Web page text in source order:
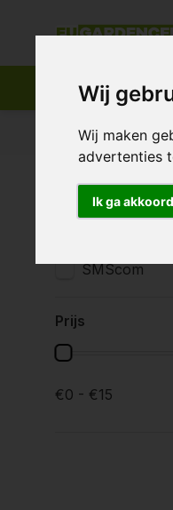
Wij
Wij maken
advertenties
Ik ga akkoord
Passend
Merken
SMScom
Prijs
€0 - €15